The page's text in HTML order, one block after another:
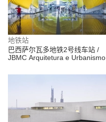
地铁站
巴西萨尔瓦多地铁2号线车站 /
JBMC Arquitetura e Urbanismo